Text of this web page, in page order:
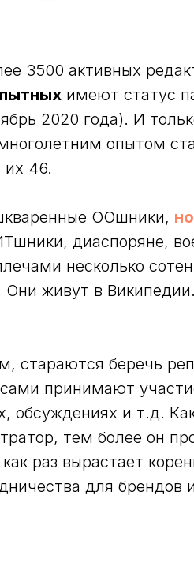
3500 активных
имеют статус
2020 года). И
опытом
46.
ООшники,
диаспоряне,
несколько
Они живут в
стараются беречь
принимают
обсуждениях и т.д.
тем более он
раз вырастает
для брендов